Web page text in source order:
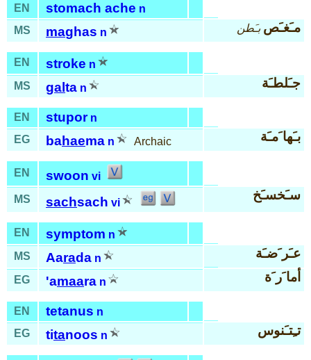
EN stomach ache n
MS
maghas n مـَغـَص بـَطن
EN stroke n
MS
gal ta n جـَلطـَة
EN stupor n
EG
bahaema n Archaic بـَها َمـَة
EN swoon vi
MS
sachsach vi
سـَخسـَخ
EN symptom n
MS
Aarada n عـَر َضـَة
EG 'amaara n أما َر َة
EN tetanus n
EG
titanoos n تـِتـَنوس